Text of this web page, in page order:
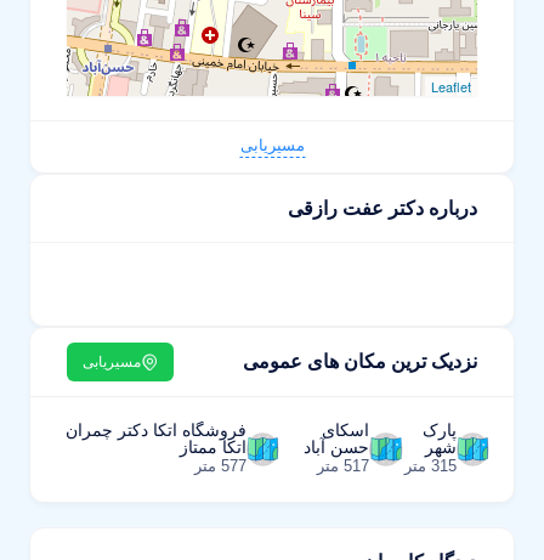
Leaflet
مسیریابی
درباره دکتر عفت رازقی
نزدیک ترین مکان های عمومی مسیریابی
پارک
شهر
315 متر
اسکای
حسن آباد
517 متر
فروشگاه اتکا دکتر چمران
اتکا ممتاز
577 متر